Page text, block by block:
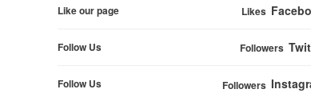
Likes
Like our page
Followers
Follow Us
Followers
Follow Us